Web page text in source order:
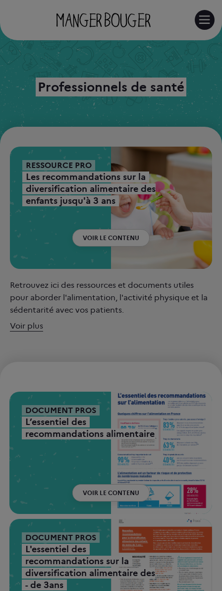
Professionnels de santé
RESSOURCE PRO
Les recommandations sur la
diversification alimentaire des
enfants jusqu'à 3 ans
VOIR LE CONTENU
Retrouvez ici des ressources et documents utiles
pour aborder l'alimentation, l'activité physique et la
sédentarité avec vos patients.
Voir plus
DOCUMENT PROS
L’essentiel des
recommandations alimentaires
VOIR LE CONTENU
DOCUMENT PROS
L'essentiel des
recommandations sur la
diversification alimentaire des
- de 3ans